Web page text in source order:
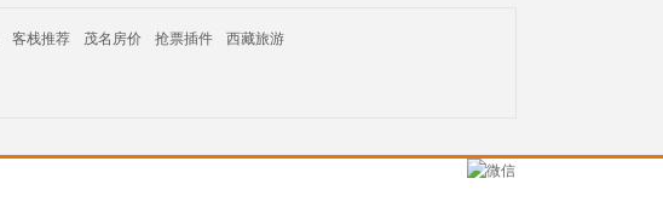
客栈推荐 茂名房价 抢票插件 西藏旅游